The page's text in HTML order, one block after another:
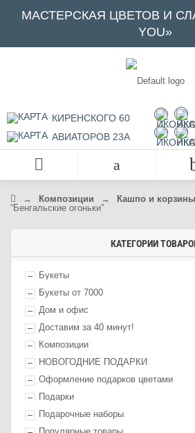
МАСТЕРСКАЯ ЦВЕТОВ И
YOU»
КИРЕНСКОГО 60
АВИАТОРОВ 23А
→ Композиции → Кашпо и корзины
“Бенгальские огоньки”
КАТЕГОРИИ
Букеты
Букеты от 7000
Дом и офис
Доставим за 40 минут!
Композиции
НОВОГОДНИЕ ПОДАРКИ
Оформление подарков цветами
Подарки
Подарочные наборы